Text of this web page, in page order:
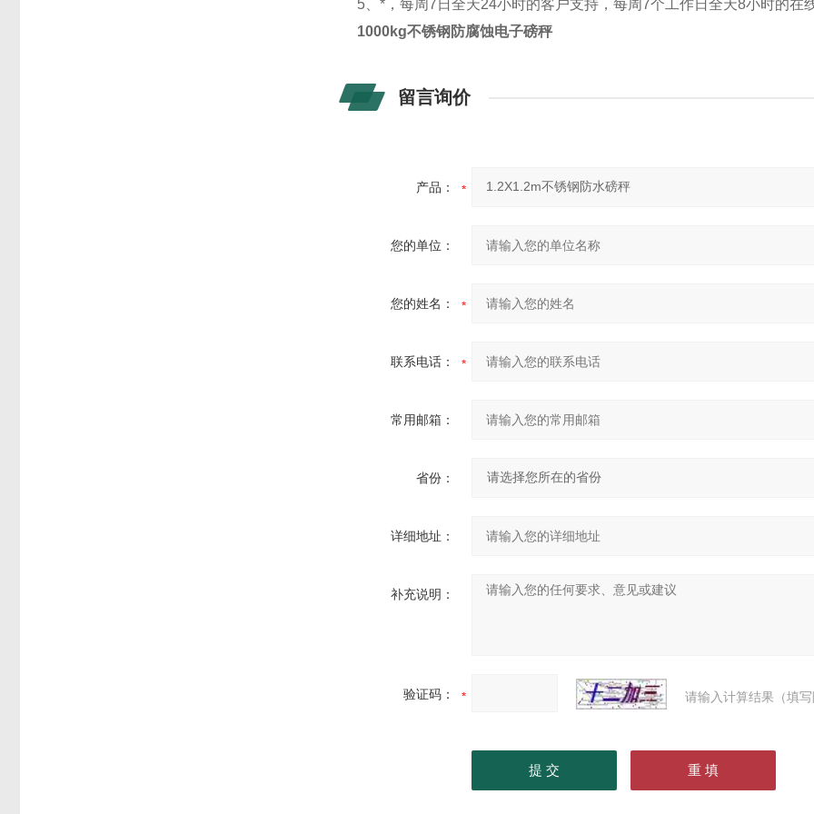
5、*，每周7日全天24小时的客户支持，每周7个工作日全天8小时的在
1000kg不锈钢防腐蚀电子磅秤
留言询价
产品：
您的单位：
您的姓名：
联系电话：
常用邮箱：
省份：
详细地址：
补充说明：
验证码： 请输入计算结果（填